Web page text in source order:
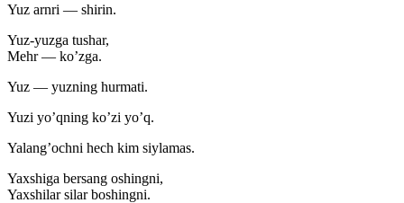
Yuz arnri — shirin.
Yuz-yuzga tushar,
Mehr — ko’zga.
Yuz — yuzning hurmati.
Yuzi yo’qning ko’zi yo’q.
Yalang’ochni hech kim siylamas.
Yaxshiga bersang oshingni,
Yaxshilar silar boshingni.